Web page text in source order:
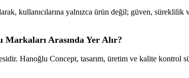
kullanıcılarına yalnızca ürün değil; güven, süreklilik
Arasında Yer Alır?
Hanoğlu Concept, tasarım, üretim ve kalite kontrol